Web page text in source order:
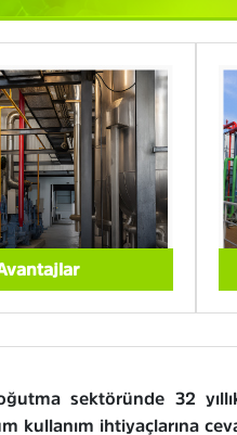
sektöründe 32
kullanım ihtiyaçlarına